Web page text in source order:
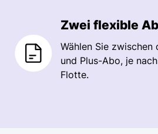
Zwei flexible
Wählen Sie
und Plus-Abo, je
Flotte.